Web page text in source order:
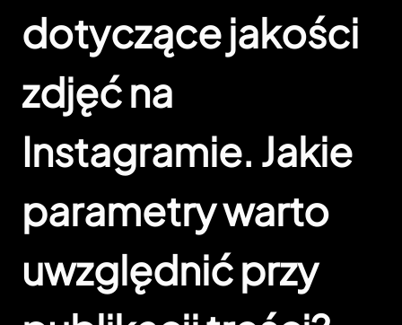
dotyczące jakości
zdjęć na
Instagramie. Jakie
parametry warto
uwzględnić przy